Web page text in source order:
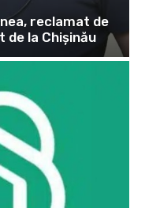
reclamat de
de la Chișinău